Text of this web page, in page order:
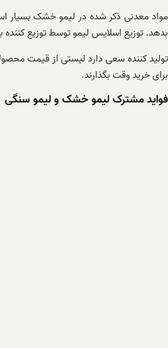
مواد معدنی ذکر شده در لیمو خشک بسیار
بدهد. توزیع اسلایس لیمو توسط توزیع
تولید کننده سعی دارد لیستی از قیمت
برای خرید وقت بگذارند.
فواید مشترک لیمو خشک و لیمو سنگی